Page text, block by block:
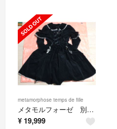
metamorphose temps de fille
メタモルフォーゼ 別珍ワンピース プリンセスリボンOP
¥ 19,999